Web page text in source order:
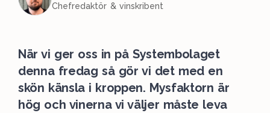
Chefredaktör & vinskribent
När vi ger oss in på Systembolaget
denna fredag så gör vi det med en
skön känsla i kroppen. Mysfaktorn är
hög och vinerna vi väljer måste leva